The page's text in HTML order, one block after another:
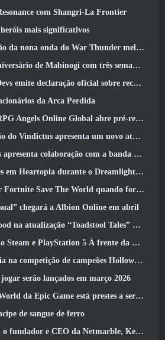
com Shangri-La Frontier
mais significativos
melhora a aparência das batalhas navais com visuais aquáticos aprimorados
Mabinogi com três semanas de eventos e recompensas
oficial sobre recente incidente de malware após atualização do jogo
da Arca Perdida
Angels Online Global abre pré-registro
um novo ataque onde os jogadores enfrentarão o Guardião de Caliburn
com a banda sueca de heavy metal Sabaton
durante o Dreamlight Cinematics Festival
Save The World quando for grátis?
chegará a Albion Online em abril
atualização “Toadstool Tales” de Palia
e PlayStation 5 À frente da marcha 23 Lançar
Hollow de New Eridu na próxima atualização do Zenless Zone Zero
serão lançados em março 2026
Epic Game está prestes a ser gratuito para jogar
de sangue de ferro
da Netmarble, Ken Kim, sobre a MONGIL: Mergulho nas Estrelas